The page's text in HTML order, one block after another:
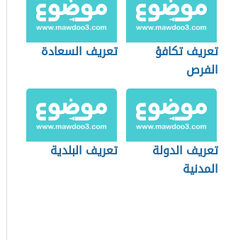
تعريف تكافؤ
الفرص
تعريف السعادة
تعريف الدولة
المدنية
تعريف البلدية